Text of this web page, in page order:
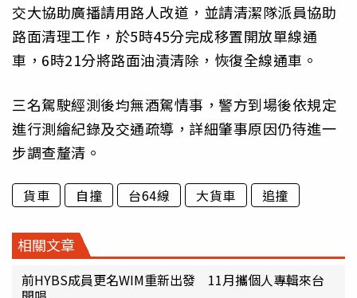
交大協助廣播請用路人改道，並請清潔隊派員協助
路面清理工作，於5時45分完成移置開放單線通
車，6時21分將路面油漬清除，恢復全線通車。
三名駕駛經測後均無酒駕情事，警方到場後依規定
進行測繪紀錄及交通疏導，詳細肇事原因仍待進一
步調查釐清。
貨車 自撞 台64線 大貨車 追撞
相關文章
前HYBS成員更名WIM重新出發 11月攜個人專輯來台